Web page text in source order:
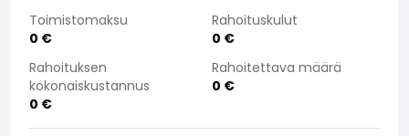
Laskutustiedot
Medialle
Kokemuksia Sakasta
Reklamaatiot
Toimistomaksu
0 €
Rahoituskulut
0 €
Rahoituksen
kokonaiskustannus
0 €
Rahoitettava määrä
0 €